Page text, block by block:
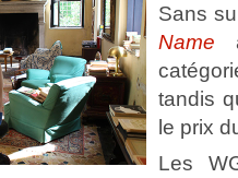
Sans
Name
tandis
le prix
Les